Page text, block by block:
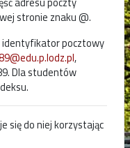
stronie znaku @.
identyfikator pocztowy
,
Dla studentów
się do niej korzystając